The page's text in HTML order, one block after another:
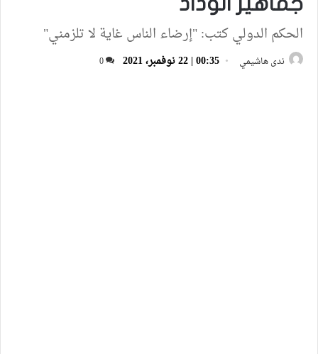
الحكم الدولي كتب: "إرضاء الناس غاية لا تلزمني"
ندى هاشيمي 00:35 | 22 نوفمبر، 2021 0